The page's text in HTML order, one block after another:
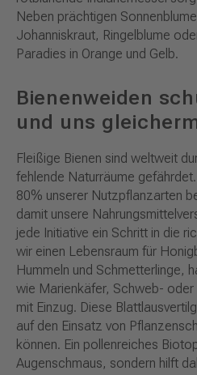
Neben prächtigen
Johanniskraut, Ringelblume
Paradies in Orange und Gelb.
Bienenweiden
und uns
Fleißige Bienen sind weltweit
fehlende Naturräume
80% unserer Nutzpflanzarten
damit unsere
jede Initiative ein Schritt in die
wir einen Lebensraum für
Hummeln und Schmetterlinge,
wie Marienkäfer, Schweb-
mit Einzug. Diese
auf den Einsatz von
können. Ein pollenreiches
Augenschmaus, sondern hilft